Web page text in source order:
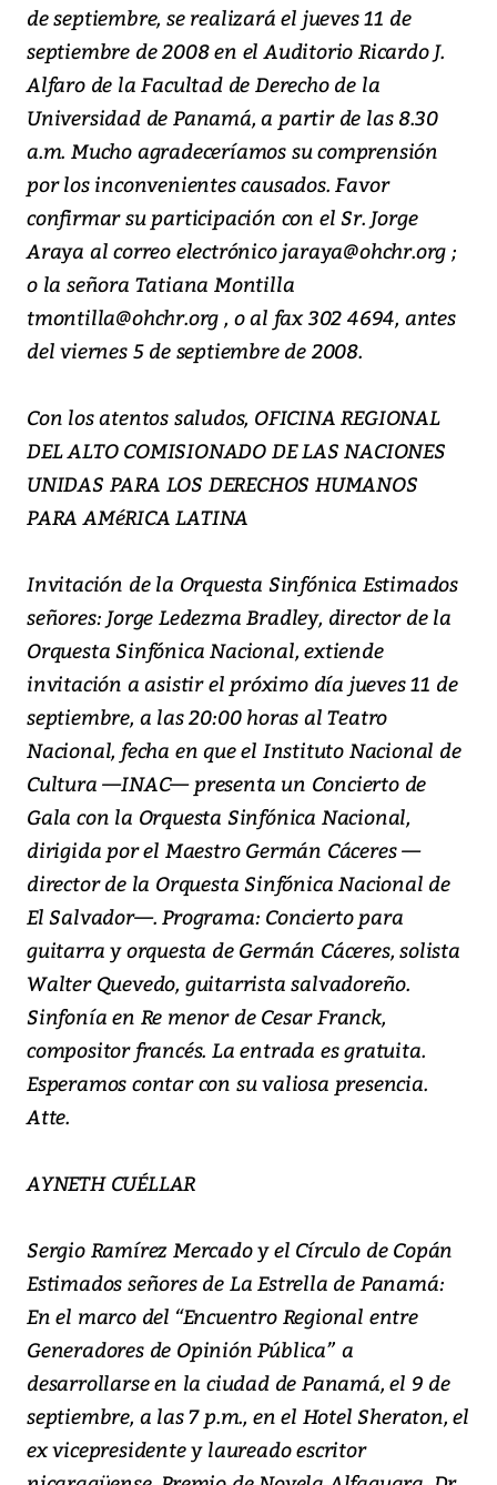
de septiembre, se realizará el jueves 11 de
septiembre de 2008 en el Auditorio Ricardo J.
Alfaro de la Facultad de Derecho de la
Universidad de Panamá, a partir de las 8.30
a.m. Mucho agradeceríamos su comprensión
por los inconvenientes causados. Favor
confirmar su participación con el Sr. Jorge
Araya al correo electrónico jaraya@ohchr.org ;
o la señora Tatiana Montilla
tmontilla@ohchr.org , o al fax 302 4694, antes
del viernes 5 de septiembre de 2008.
Con los atentos saludos, OFICINA REGIONAL
DEL ALTO COMISIONADO DE LAS NACIONES
UNIDAS PARA LOS DERECHOS HUMANOS
PARA AMéRICA LATINA
Invitación de la Orquesta Sinfónica Estimados
señores: Jorge Ledezma Bradley, director de la
Orquesta Sinfónica Nacional, extiende
invitación a asistir el próximo día jueves 11 de
septiembre, a las 20:00 horas al Teatro
Nacional, fecha en que el Instituto Nacional de
Cultura —INAC— presenta un Concierto de
Gala con la Orquesta Sinfónica Nacional,
dirigida por el Maestro Germán Cáceres —
director de la Orquesta Sinfónica Nacional de
El Salvador—. Programa: Concierto para
guitarra y orquesta de Germán Cáceres, solista
Walter Quevedo, guitarrista salvadoreño.
Sinfonía en Re menor de Cesar Franck,
compositor francés. La entrada es gratuita.
Esperamos contar con su valiosa presencia.
Atte.
AYNETH CUÉLLAR
Sergio Ramírez Mercado y el Círculo de Copán
Estimados señores de La Estrella de Panamá:
En el marco del “Encuentro Regional entre
Generadores de Opinión Pública” a
desarrollarse en la ciudad de Panamá, el 9 de
septiembre, a las 7 p.m., en el Hotel Sheraton, el
ex vicepresidente y laureado escritor